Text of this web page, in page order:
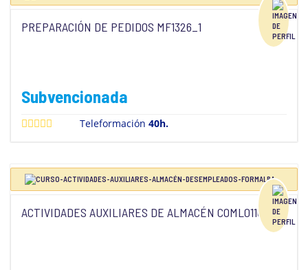
PREPARACIÓN DE PEDIDOS MF1326_1
Subvencionada
Teleformación40h.
ACTIVIDADES AUXILIARES DE ALMACÉN COML0110